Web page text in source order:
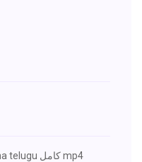
تحميل فيلم soggade chinni nayana telugu كامل mp4